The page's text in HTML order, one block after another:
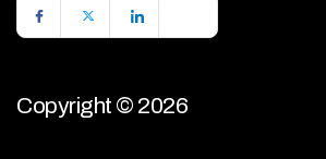
Copyright © 2026